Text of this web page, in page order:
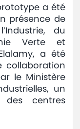
a été
présence de
du
Verte et
a été
collaboration
le Ministère
un
des centres